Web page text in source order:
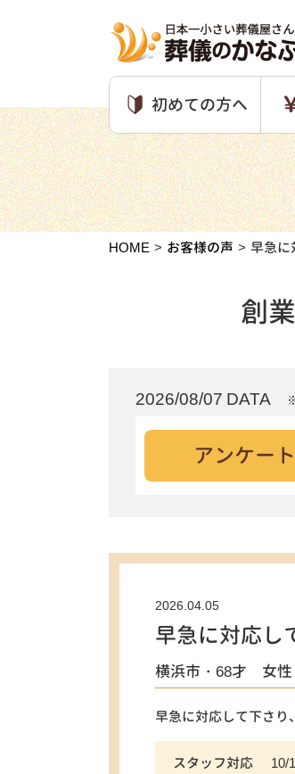
初めての方へ
HOME お客様の声 早急に
創
2026/08/07 DATA
アンケー
2026.04.05
早急に対応し
横浜市・68才 女性
早急に対応して下さり
スタッフ対応 10/